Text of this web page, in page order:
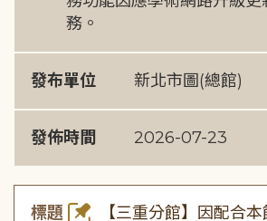
務。
發布單位 新北市圖(總館)
發佈時間 2026-07-23
標題
【三重分館】因配合